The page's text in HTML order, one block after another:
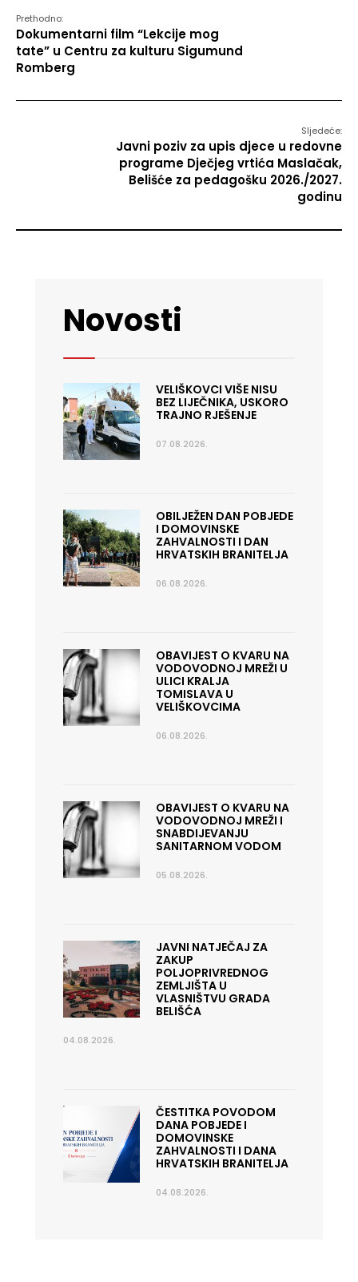
Prethodno:
Dokumentarni film “Lekcije mog
tate” u Centru za kulturu Sigumund
Romberg
Sljedeće:
Javni poziv za upis djece u redovne
programe Dječjeg vrtića Maslačak,
Belišće za pedagošku 2026./2027.
godinu
Novosti
VELIŠKOVCI VIŠE NISU
BEZ LIJEČNIKA, USKORO
TRAJNO RJEŠENJE
07.08.2026.
OBILJEŽEN DAN POBJEDE
I DOMOVINSKE
ZAHVALNOSTI I DAN
HRVATSKIH BRANITELJA
06.08.2026.
OBAVIJEST O KVARU NA
VODOVODNOJ MREŽI U
ULICI KRALJA
TOMISLAVA U
VELIŠKOVCIMA
06.08.2026.
OBAVIJEST O KVARU NA
VODOVODNOJ MREŽI I
SNABDIJEVANJU
SANITARNOM VODOM
05.08.2026.
JAVNI NATJEČAJ ZA
ZAKUP
POLJOPRIVREDNOG
ZEMLJIŠTA U
VLASNIŠTVU GRADA
BELIŠĆA
04.08.2026.
ČESTITKA POVODOM
DANA POBJEDE I
DOMOVINSKE
ZAHVALNOSTI I DANA
HRVATSKIH BRANITELJA
04.08.2026.